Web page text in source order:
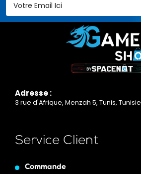
Adresse :
3 rue d'Afrique, Menzah 5, Tunis, Tunisie
Service Client
Commande